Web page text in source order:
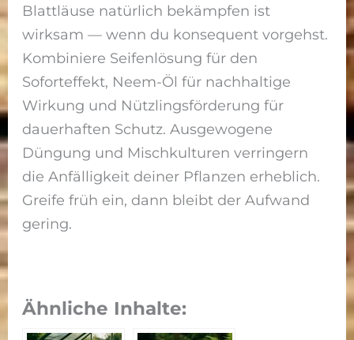
Blattläuse natürlich bekämpfen ist
wirksam — wenn du konsequent vorgehst.
Kombiniere Seifenlösung für den
Soforteffekt, Neem-Öl für nachhaltige
Wirkung und Nützlingsförderung für
dauerhaften Schutz. Ausgewogene
Düngung und Mischkulturen verringern
die Anfälligkeit deiner Pflanzen erheblich.
Greife früh ein, dann bleibt der Aufwand
gering.
Ähnliche Inhalte: